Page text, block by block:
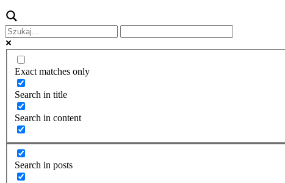
Exact matches only
Search in title
Search in content
Search in posts